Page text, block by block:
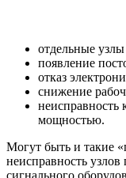
отдельные
появление
отказ
снижение
неисправность
мощностью.
Могут быть и такие
неисправность узлов